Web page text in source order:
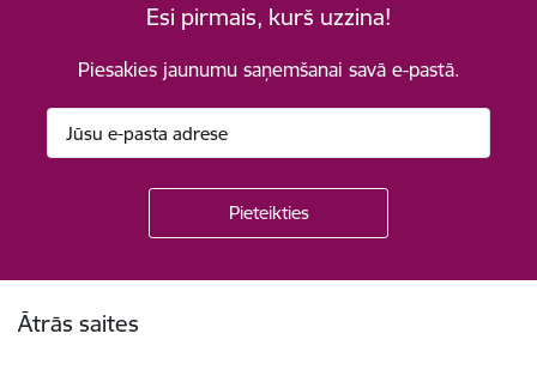
Esi pirmais, kurš uzzina!
Piesakies jaunumu saņemšanai savā e-pastā.
Ātrās saites